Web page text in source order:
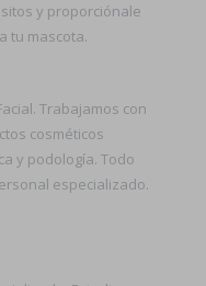
y proporciónale
tu mascota.
Trabajamos con
cosméticos
y podología. Todo
especializado.